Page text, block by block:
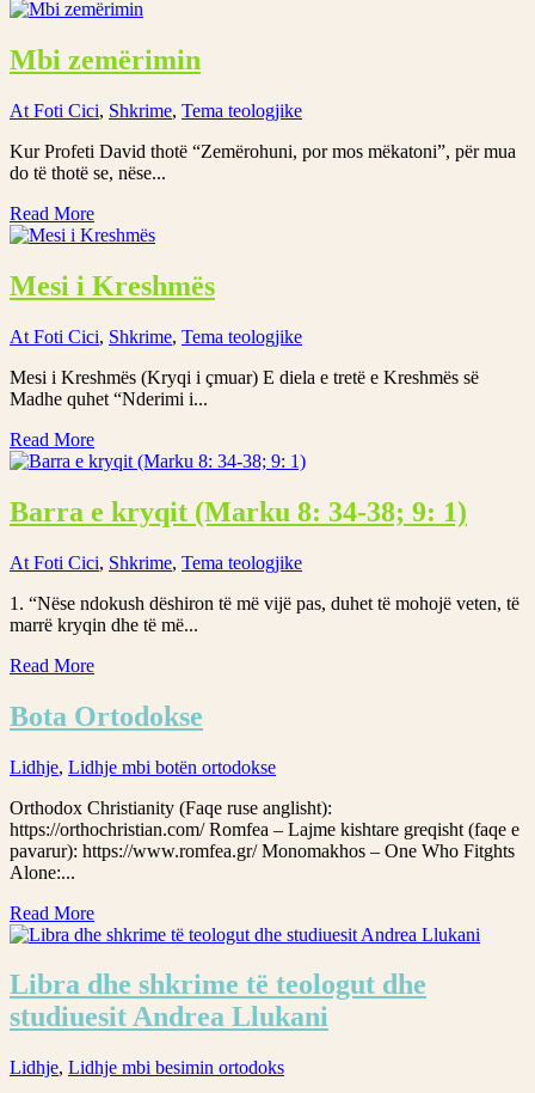
Mbi zemërimin
At Foti Cici, Shkrime, Tema teologjike
Kur Profeti David thotë “Zemërohuni, por mos mëkatoni”, për mua
do të thotë se, nëse...
Read More
Mesi i Kreshmës
At Foti Cici, Shkrime, Tema teologjike
Mesi i Kreshmës (Kryqi i çmuar) E diela e tretë e Kreshmës së
Madhe quhet “Nderimi i...
Read More
Barra e kryqit (Marku 8: 34-38; 9: 1)
At Foti Cici, Shkrime, Tema teologjike
1. “Nëse ndokush dëshiron të më vijë pas, duhet të mohojë veten, të
marrë kryqin dhe të më...
Read More
Bota Ortodokse
Lidhje, Lidhje mbi botën ortodokse
Orthodox Christianity (Faqe ruse anglisht):
https://orthochristian.com/ Romfea – Lajme kishtare greqisht (faqe e
pavarur): https://www.romfea.gr/ Monomakhos – One Who Fitghts
Alone:...
Read More
Libra dhe shkrime të teologut dhe
studiuesit Andrea Llukani
Lidhje, Lidhje mbi besimin ortodoks